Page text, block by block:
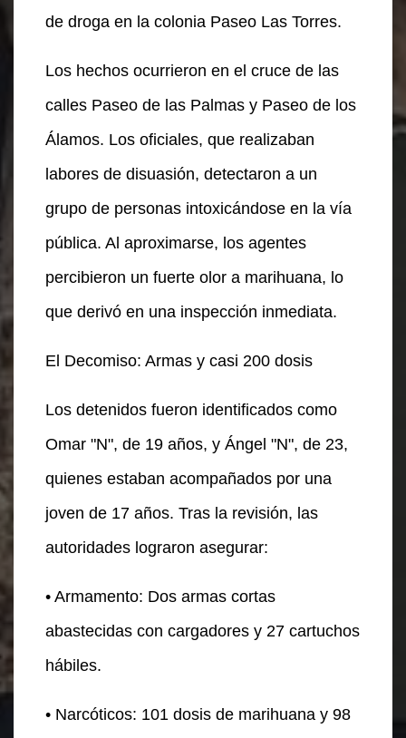
de droga en la colonia Paseo Las Torres.
Los hechos ocurrieron en el cruce de las
calles Paseo de las Palmas y Paseo de los
Álamos. Los oficiales, que realizaban
labores de disuasión, detectaron a un
grupo de personas intoxicándose en la vía
pública. Al aproximarse, los agentes
percibieron un fuerte olor a marihuana, lo
que derivó en una inspección inmediata.
El Decomiso: Armas y casi 200 dosis
Los detenidos fueron identificados como
Omar "N", de 19 años, y Ángel "N", de 23,
quienes estaban acompañados por una
joven de 17 años. Tras la revisión, las
autoridades lograron asegurar:
• Armamento: Dos armas cortas
abastecidas con cargadores y 27 cartuchos
hábiles.
• Narcóticos: 101 dosis de marihuana y 98